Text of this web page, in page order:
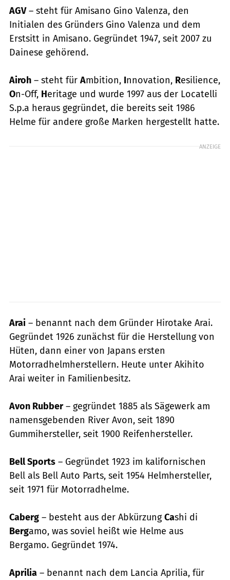
AGV– steht für Amisano Gino Valenza, den
Initialen des Gründers Gino Valenza und dem
Erstsitt in Amisano. Gegründet 1947, seit 2007 zu
Dainese gehörend.
Airoh – steht fürAmbition, Innovation, Resilience,
On-Off, Heritage und wurde 1997 aus der Locatelli
S.p.a heraus gegründet, die bereits seit 1986
Helme für andere große Marken hergestellt hatte.
ANZEIGE
Arai – benannt nach dem Gründer Hirotake Arai.
Gegründet 1926 zunächst für die Herstellung von
Hüten, dann einer von Japans ersten
Motorradhelmherstellern. Heute unter Akihito
Arai weiter in Familienbesitz.
Avon Rubber– gegründet 1885 als Sägewerk am
namensgebenden River Avon, seit 1890
Gummihersteller, seit 1900 Reifenhersteller.
Bell Sports – Gegründet 1923 im kalifornischen
Bell als Bell Auto Parts, seit 1954 Helmhersteller,
seit 1971 für Motorradhelme.
Caberg – besteht aus der AbkürzungCashi di
Bergamo, was soviel heißt wie Helme aus
Bergamo. Gegründet 1974.
Aprilia – benannt nach dem Lancia Aprilia, für